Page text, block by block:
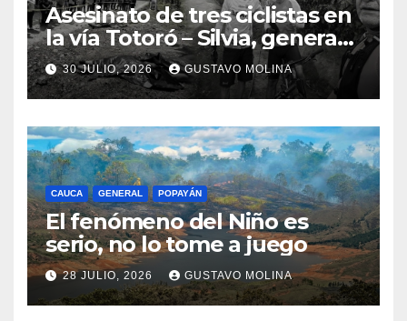
Asesinato de tres ciclistas en
la vía Totoró – Silvia, genera
consternación en el Cauca
30 JULIO, 2026 GUSTAVO MOLINA
CAUCA GENERAL POPAYÁN
El fenómeno del Niño es
serio, no lo tome a juego
28 JULIO, 2026 GUSTAVO MOLINA